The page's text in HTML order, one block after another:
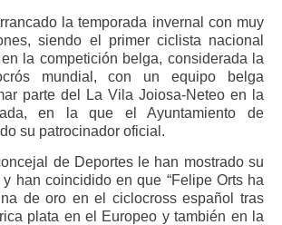
la temporada invernal con muy
siendo el primer ciclista nacional
la competición belga, considerada la
mundial, con un equipo belga
parte del La Vila Joiosa-Neteo en la
en la que el Ayuntamiento de
su patrocinador oficial.
de Deportes le han mostrado su
han coincidido en que “Felipe Orts ha
de oro en el ciclocross español tras
plata en el Europeo y también en la